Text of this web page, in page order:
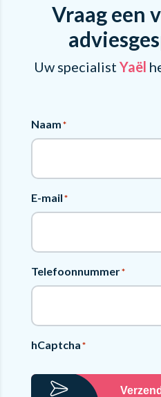
Vraag een
Uw specialist Yaël
Naam*
E-mail*
Telefoonnummer*
hCaptcha*